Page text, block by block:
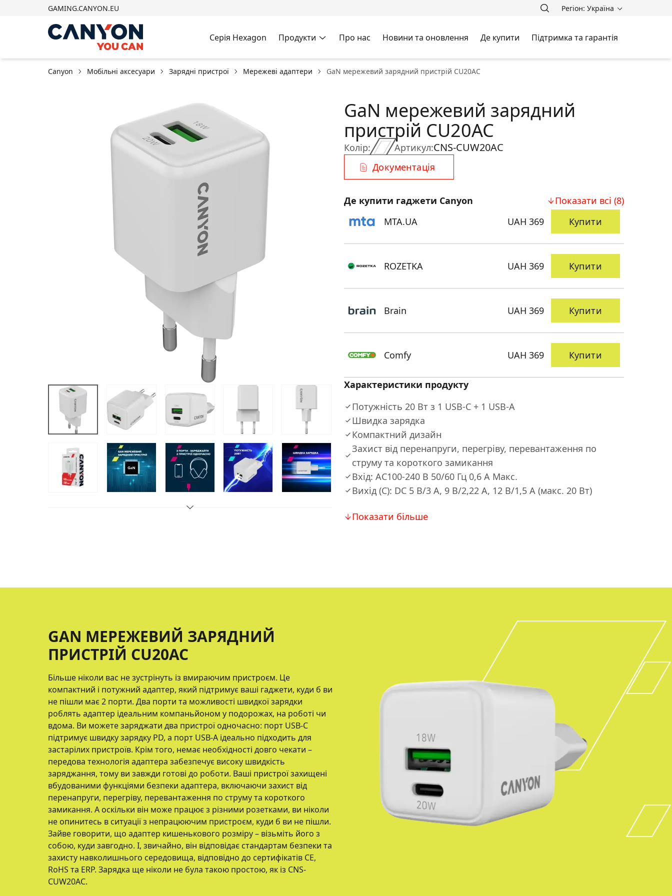
GAMING.CANYON.EU Регіон: Україна
Серія Hexagon Продукти Про нас Новини та оновлення Де купити Підтримка та гарантія
Canyon Мобільні аксесуари Зарядні пристрої Мережеві адаптери GaN мережевий зарядний пристрій CU20AC
Колір:
GaN мережевий зарядний
пристрій CU20AC
Артикул:CNS-CUW20AC
Документація
Характеристики продукту
Потужність 20 Вт з 1 USB-C + 1 USB-A
Швидка зарядка
Компактний дизайн
Захист від перенапруги, перегріву, перевантаження по
струму та короткого замикання
Вхід: AC100-240 В 50/60 Гц 0,6 A Макс.
Вихід (C): DC 5 В/3 А, 9 В/2,22 А, 12 В/1,5 А (макс. 20 Вт)
Показати більше
Де купити гаджети Canyon
MTA.UA
UAH 369 Купити
ROZETKA UAH 369 Купити
Brain UAH 369 Купити
Comfy UAH 369 Купити
Показати всі (8)
GAN МЕРЕЖЕВИЙ ЗАРЯДНИЙ
ПРИСТРІЙ CU20AC
Більше ніколи вас не зустрінуть із вмираючим пристроєм. Це
компактний і потужний адаптер, який підтримує ваші гаджети, куди б ви
не пішли має 2 порти. Два порти та можливості швидкої зарядки
роблять адаптер ідеальним компаньйоном у подорожах, на роботі чи
вдома. Ви можете заряджати два пристрої одночасно: порт USB-C
підтримує швидку зарядку PD, а порт USB-A ідеально підходить для
застарілих пристроїв. Крім того, немає необхідності довго чекати –
передова технологія адаптера забезпечує високу швидкість
заряджання, тому ви завжди готові до роботи. Ваші пристрої захищені
вбудованими функціями безпеки адаптера, включаючи захист від
перенапруги, перегріву, перевантаження по струму та короткого
замикання. А оскільки він може працює з різними розетками, ви ніколи
не опинитесь в ситуації з непрацюючим пристроєм, куди б ви не пішли.
Зайве говорити, що адаптер кишенькового розміру – візьміть його з
собою, куди завгодно. І, звичайно, він відповідає стандартам безпеки та
захисту навколишнього середовища, відповідно до сертифікатів CE,
RoHS та ERP. Зарядка ще ніколи не була такою простою, як із CNS-
CUW20AC.